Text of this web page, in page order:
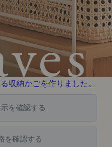
収納かごを作りました。
を確認する
を確認する